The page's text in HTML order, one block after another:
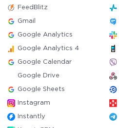
FeedBlitz
Gmail
Google Analytics
Google Analytics 4
Google Calendar
Google Drive
Google Sheets
Instagram
Instantly